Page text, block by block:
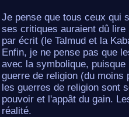
Je pense que tous ceux qui
ses critiques auraient dû
par écrit (le Talmud et la
Enfin, je ne pense pas que
avec la symbolique,
guerre de religion (du moins
les guerres de religion sont
pouvoir et l'appât du gain.
réalité.